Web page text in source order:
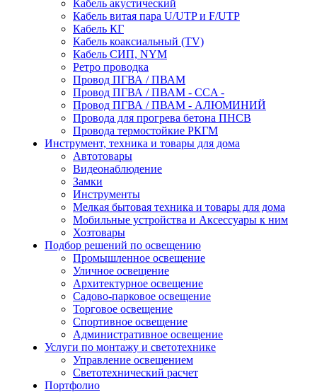
Кабель акустический
Кабель витая пара U/UTP и F/UTP
Кабель КГ
Кабель коаксиальный (TV)
Кабель СИП, NYM
Ретро проводка
Провод ПГВА / ПВАМ
Провод ПГВА / ПВАМ - CCA -
Провод ПГВА / ПВАМ - АЛЮМИНИЙ
Провода для прогрева бетона ПНСВ
Провода термостойкие РКГМ
Инструмент, техника и товары для дома
Автотовары
Видеонаблюдение
Замки
Инструменты
Мелкая бытовая техника и товары для дома
Мобильные устройства и Аксессуары к ним
Хозтовары
Подбор решений по освещению
Промышленное освещение
Уличное освещение
Архитектурное освещение
Садово-парковое освещение
Торговое освещение
Спортивное освещение
Административное освещение
Услуги по монтажу и светотехнике
Управление освещением
Светотехнический расчет
Портфолио